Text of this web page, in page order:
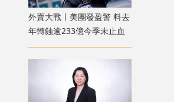
外賣大戰丨美團發盈警 料去
年轉蝕逾233億今季未止血